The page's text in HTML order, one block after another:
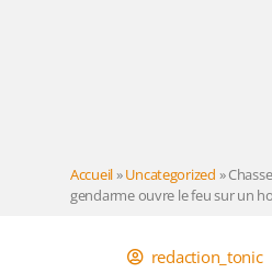
Accueil»Uncategorized »
gendarme ouvre le feu sur un
redaction_tonic